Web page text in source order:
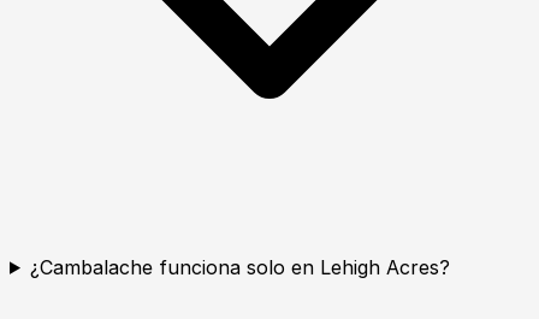
¿Cambalache funciona solo en Lehigh Acres?